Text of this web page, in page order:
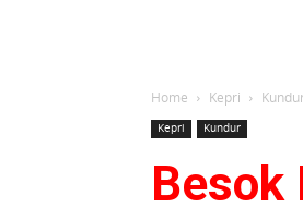
Home Kepri
Kepri Kundur
Besok